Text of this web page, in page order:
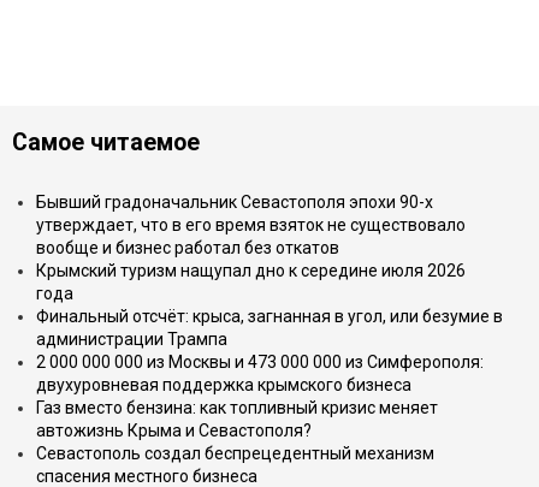
Самое читаемое
Бывший градоначальник Севастополя эпохи 90-х
утверждает, что в его время взяток не существовало
вообще и бизнес работал без откатов
Крымский туризм нащупал дно к середине июля 2026
года
Финальный отсчёт: крыса, загнанная в угол, или безумие в
администрации Трампа
2 000 000 000 из Москвы и 473 000 000 из Симферополя:
двухуровневая поддержка крымского бизнеса
Газ вместо бензина: как топливный кризис меняет
автожизнь Крыма и Севастополя?
Севастополь создал беспрецедентный механизм
спасения местного бизнеса